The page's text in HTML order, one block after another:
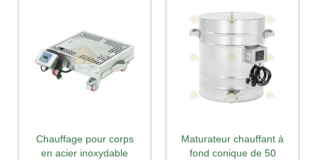
Chauffage pour corps
en acier inoxydable
Maturateur chauffant à
fond conique de 50